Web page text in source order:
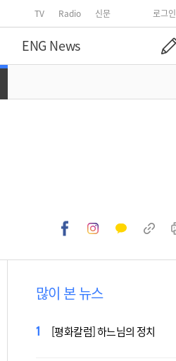
TV Radio 신문 로그인
ENG News
많이 본 뉴스
[평화칼럼] 하느님의 정치
2027 서울 WYD 공식 주제가
오늘 공개…한국인 곡 선정